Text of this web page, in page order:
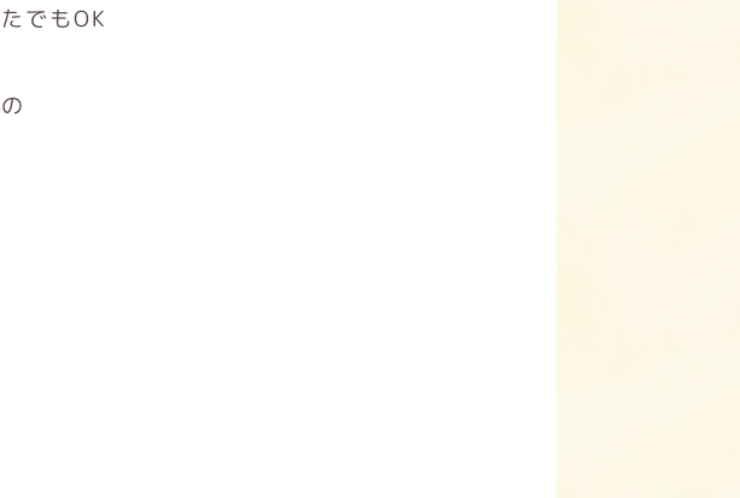
でもOK